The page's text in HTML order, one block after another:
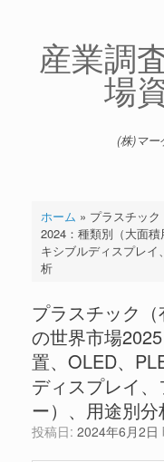
産業調
場
(株)マー
ホーム » プラスチッ
2024：種類別（大面
キシブルディスプレ
析
プラスチック
の世界市場
置、OLED、
ディスプレイ
ー）、用途別分
投稿日: 2024年6月2日